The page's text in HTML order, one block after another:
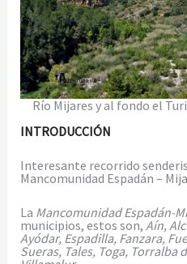
Río Mijares y al fondo el
INTRODUCCIÓN
Interesante recorrido
Mancomunidad Espadán –
La Mancomunidad Espadán-
municipios, estos son, Aín,
Ayódar, Espadilla, Fanzara,
Sueras, Tales, Toga, Torralba